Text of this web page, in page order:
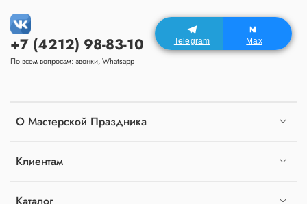
О Мастерской Праздника
Клиентам
+7 (4212) 98-83-10
По всем вопросам: звонки, Whatsapp
Telegram Max